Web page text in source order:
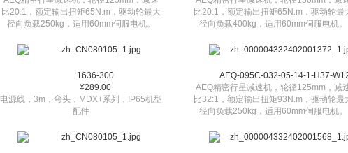
比20:1，额定输出扭矩65N.m，驱动轮最大
径向负载250kg，适用60mm伺服电机。
比20:1，额定输出扭矩65N.m，驱动轮最
径向负载400kg，适用60mm伺服电机。
1636-300
¥289.00
电源线，3m，弯头，MDX+系列，IP65机型
配件
AEQ-095C-032-05-14-1-H37-
AEQ精密行星减速机，轮径125mm，减
比32:1，额定输出扭矩93N.m，驱动轮最
径向负载250kg，适用60mm伺服电机。